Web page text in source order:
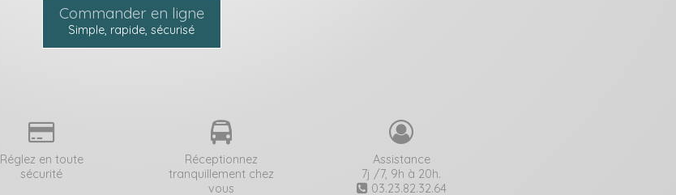
Commander en ligne
Simple, rapide, sécurisé
Réglez en toute
sécurité
Réceptionnez
tranquillement chez
vous
Assistance
7j /7, 9h à 20h.
03.23.82.32.64